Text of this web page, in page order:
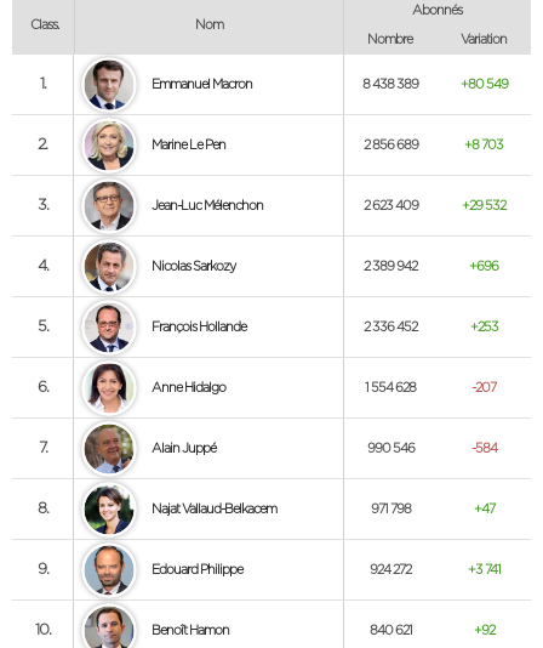
Nom
Abonnés
Nombre Variation
1. Emmanuel Macron 8 438 389 +80 549
2. Marine Le Pen 2 856 689 +8 703
3. Jean-Luc Mélenchon 2 623 409 +29 532
4. Nicolas Sarkozy 2 389 942 +696
5. François Hollande 2 336 452 +253
6. Anne Hidalgo 1 554 628 -207
7. Alain Juppé 990 546 -584
8. Najat Vallaud-Belkacem 971 798 +47
9. Edouard Philippe 924 272 +3 741
10. Benoît Hamon 840 621 +92